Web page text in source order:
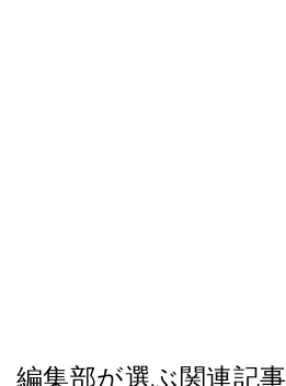
編集部が選ぶ関連記事